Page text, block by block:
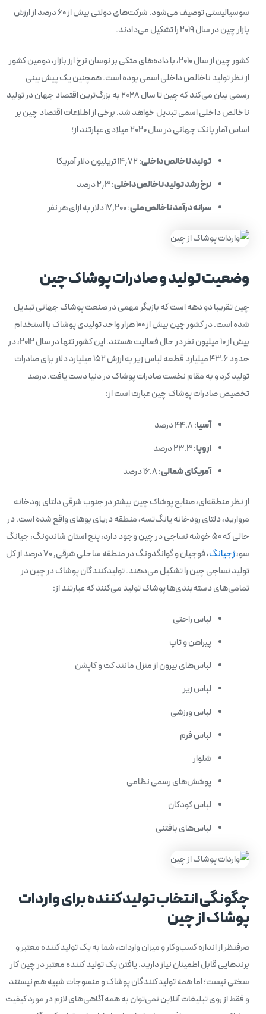
سوسیالیستی توصیف می‌شود. شرکت‌های دولتی بیش از ۶۰ درصد از ارزش
بازار چین در سال ۲۰۱۹ را تشکیل می‌دادند.
کشور چین از سال ۲۰۱۰، با داده‌های متکی بر نوسان نرخ ارز بازار، دومین کشور
از نظر تولید ناخالص داخلی اسمی بوده است. همچنین یک پیش‌بینی
رسمی بیان می‌کند که چین تا سال ۲۰۲۸ به بزرگ‌ترین اقتصاد جهان در تولید
ناخالص داخلی اسمی تبدیل خواهد شد. برخی از اطلاعات اقتصاد چین بر
اساس آمار بانک جهانی در سال ۲۰۲۰ میلادی عبارتند از؛
تولید ناخالص داخلی: ۱۴٫۷۲ تریلیون دلار آمریکا
نرخ رشد تولید ناخالص داخلی: ۲٫۳ درصد
سرانه درآمد ناخالص ملی: ۱۷٬۲۰۰ دلار به ازای هر نفر
وضعیت تولید و صادرات پوشاک چین
چین تقریبا دو دهه است که بازیگر مهمی در صنعت پوشاک جهانی تبدیل
شده است. در کشور چین بیش از ۱۰۰ هزار واحد تولیدی پوشاک با استخدام
بیش از ۱۰ میلیون نفر در حال فعالیت هستند. این کشور تنها در سال ۲۰۱۲، در
حدود ۴۳.۶ میلیارد قطعه لباس زیر به ارزش ۱۵۲ میلیارد دلار برای صادرات
تولید کرد و به مقام نخست صادرات پوشاک در دنیا دست یافت. درصد
تخصیص صادرات پوشاک چین عبارت است از:
آسیا: ۴۴.۸ درصد
اروپا: ۲۳.۳ درصد
آمریکایشمالی: ۱۶.۸ درصد
از نظر منطقه‌ای، صنایع پوشاک چین بیشتر در جنوب شرقی دلتای رودخانه
مروارید، دلتای رودخانه یانگ‌تسه، منطقه دریای بوهای واقع شده است. در
حالی که ۵۰ خوشه نساجی در چین وجود دارد، پنج استان شاندونگ، جیانگ
سو،ژجیانگ
، فوجیان و گوانگدونگ در منطقه ساحلی شرقی٬ ۷۰ درصد از کل
تولید نساجی چین را تشکیل می‌دهند. تولیدکنندگان پوشاک در چین در
تمامی‌های دسته‌بندی‌ها پوشاک تولید می‌کنند که عبارتند از:
لباس راحتی
پیراهن و تاپ
لباس‌های بیرون از منزل مانند کت و کاپشن
لباس زیر
لباس ورزشی
لباس فرم
شلوار
پوشش‌های رسمی نظامی
لباس کودکان
لباس‌های بافتنی
چگونگی انتخاب تولیدکننده برای واردات
پوشاک از چین
صرفنظر از اندازه کسب‌وکار و میزان واردات، شما به یک تولیدکننده معتبر و
برندهایی قابل اطمینان نیاز دارید. یافتن یک تولید کننده معتبر در چین کار
سختی نیست؛ اما همه تولیدکنندگان پوشاک و منسوجات شبیه هم نیستند
و فقط از روی تبلیغات آنلاین نمی‌توان به همه آگاهی‌های لازم در مورد کیفیت